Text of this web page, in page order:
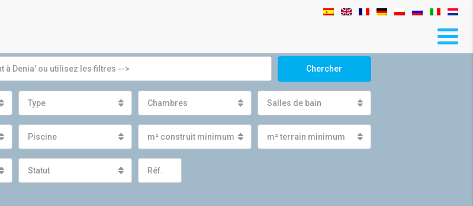
Chercher
Type Chambres Salles de bain
Piscine m² construit minimum m² terrain minimum
Statut